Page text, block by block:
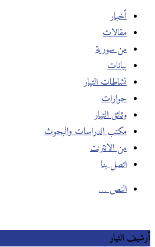
أخبار
مقالات
من سورية
بيانات
نشاطات التيار
حوارات
وثائق التيار
مكتب الدراسات والبحوث
من الانترنت
اتصل بنا
النص …
أرشيف التيار